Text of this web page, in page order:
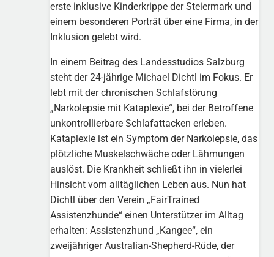
erste inklusive Kinderkrippe der Steiermark und
einem besonderen Porträt über eine Firma, in der
Inklusion gelebt wird.
In einem Beitrag des Landesstudios Salzburg
steht der 24-jährige Michael Dichtl im Fokus. Er
lebt mit der chronischen Schlafstörung
„Narkolepsie mit Kataplexie“, bei der Betroffene
unkontrollierbare Schlafattacken erleben.
Kataplexie ist ein Symptom der Narkolepsie, das
plötzliche Muskelschwäche oder Lähmungen
auslöst. Die Krankheit schließt ihn in vielerlei
Hinsicht vom alltäglichen Leben aus. Nun hat
Dichtl über den Verein „FairTrained
Assistenzhunde“ einen Unterstützer im Alltag
erhalten: Assistenzhund „Kangee“, ein
zweijähriger Australian-Shepherd-Rüde, der